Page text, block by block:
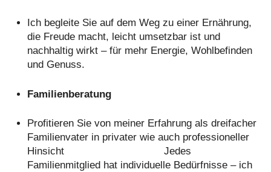
Ich begleite Sie auf dem Weg zu einer Ernährung,
die Freude macht, leicht umsetzbar ist und
nachhaltig wirkt – für mehr Energie, Wohlbefinden
und Genuss.
Familienberatung
Profitieren Sie von meiner Erfahrung als dreifacher
Familienvater in privater wie auch professioneller
Hinsicht Jedes
Familienmitglied hat individuelle Bedürfnisse – ich